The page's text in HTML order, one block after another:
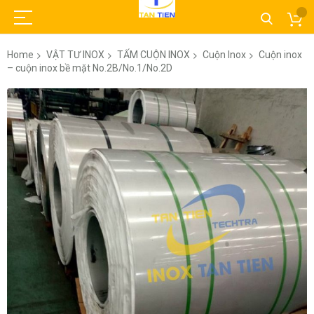
Home VẬT TƯ INOX TẤM CUỘN INOX Cuộn Inox
Cuộn inox
– cuộn inox bề mặt No.2B/No.1/No.2D
Skip
to
the
end
of
the
images
gallery